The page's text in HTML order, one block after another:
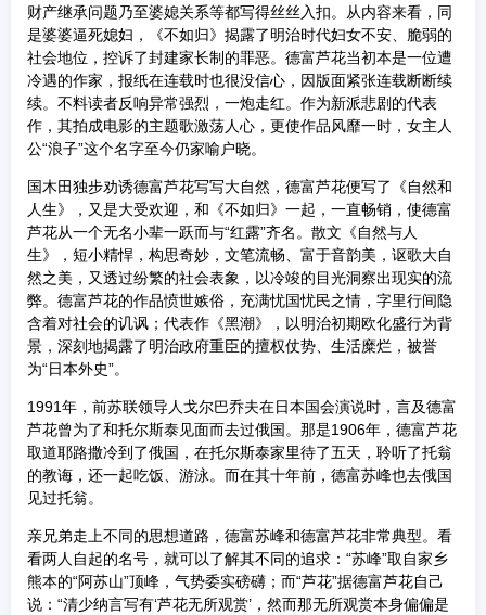
财产继承问题乃至婆媳关系等都写得丝丝入扣。从内容来看，同
是婆婆逼死媳妇，《不如归》揭露了明治时代妇女不安、脆弱的
社会地位，控诉了封建家长制的罪恶。德富芦花当初本是一位遭
冷遇的作家，报纸在连载时也很没信心，因版面紧张连载断断续
续。不料读者反响异常强烈，一炮走红。作为新派悲剧的代表
作，其拍成电影的主题歌激荡人心，更使作品风靡一时，女主人
公“浪子”这个名字至今仍家喻户晓。
国木田独步劝诱德富芦花写写大自然，德富芦花便写了《自然和
人生》，又是大受欢迎，和《不如归》一起，一直畅销，使德富
芦花从一个无名小辈一跃而与“红露”齐名。散文《自然与人
生》，短小精悍，构思奇妙，文笔流畅、富于音韵美，讴歌大自
然之美，又透过纷繁的社会表象，以冷竣的目光洞察出现实的流
弊。德富芦花的作品愤世嫉俗，充满忧国忧民之情，字里行间隐
含着对社会的讥讽；代表作《黑潮》，以明治初期欧化盛行为背
景，深刻地揭露了明治政府重臣的擅权仗势、生活糜烂，被誉
为“日本外史”。
1991年，前苏联领导人戈尔巴乔夫在日本国会演说时，言及德富
芦花曾为了和托尔斯泰见面而去过俄国。那是1906年，德富芦花
取道耶路撒冷到了俄国，在托尔斯泰家里待了五天，聆听了托翁
的教诲，还一起吃饭、游泳。而在其十年前，德富苏峰也去俄国
见过托翁。
亲兄弟走上不同的思想道路，德富苏峰和德富芦花非常典型。看
看两人自起的名号，就可以了解其不同的追求：“苏峰”取自家乡
熊本的“阿苏山”顶峰，气势委实磅礴；而“芦花”据德富芦花自己
说：“清少纳言写有‘芦花无所观赏’，然而那无所观赏本身偏偏是